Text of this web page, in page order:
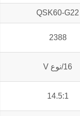
QSK60-G22
2388
16/نوع V
14.5:1